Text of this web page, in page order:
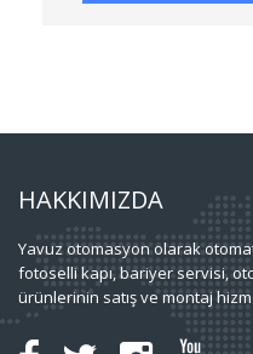
HAKKIMIZDA
Yavuz otomasyon olarak
fotoselli kapı, bariyer servisi,
ürünlerinin satış ve montaj